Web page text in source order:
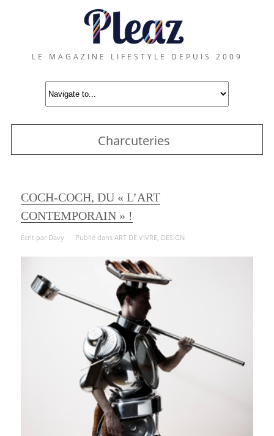
LE MAGAZINE LIFESTYLE DEPUIS 2009
Charcuteries
COCH-COCH, DU « L’ART
CONTEMPORAIN » !
Écrit par Davy Publié dans ART DE VIVRE, DESIGN